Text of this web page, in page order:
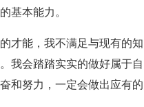
基本能力。
才能，我不满足与现有的知
我会踏踏实实的做好属于自
和努力，一定会做出应有的